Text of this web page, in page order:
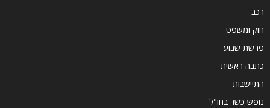
רכב
חוק ומשפט
פרשת שבוע
כתבה ראשית
התיישבות
נופש כשר בחו"ל